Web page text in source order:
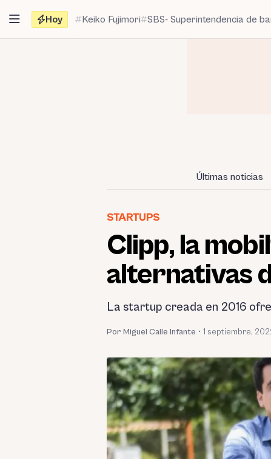
contenido
Hoy Keiko Fujimori SBS- Superintendencia de
Últimas noticias
STARTUPS
Clipp, la
alternativas
La startup creada en 2016
Por Miguel Calle Infante • 1 septiembre,